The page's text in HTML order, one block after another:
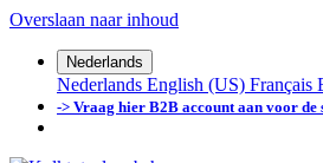
Overslaan naar inhoud
Nederlands
Nederlands English (US) Français
-> Vraag hier B2B account aan voor de